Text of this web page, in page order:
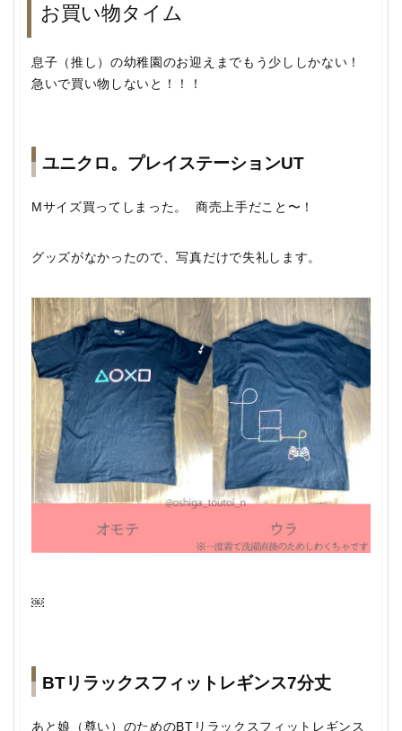
お買い物タイム
息子（推し）の幼稚園のお迎えまでもう少ししかない！
急いで買い物しないと！！！
ユニクロ。プレイステーションUT
Mサイズ買ってしまった。 商売上手だこと〜！
グッズがなかったので、写真だけで失礼します。
￼
BTリラックスフィットレギンス7分丈
あと娘（尊い）のためのBTリラックスフィットレギンス